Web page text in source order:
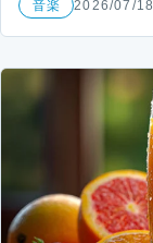
音楽 2026/07/18